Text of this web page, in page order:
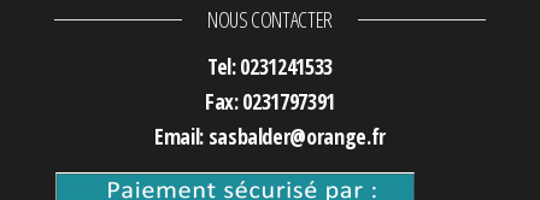
NOUS CONTACTER
Tel: 0231241533
Fax: 0231797391
Email: sasbalder@orange.fr